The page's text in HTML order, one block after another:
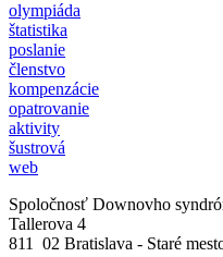
olympiáda
štatistika
poslanie
členstvo
kompenzácie
opatrovanie
aktivity
šustrová
web
Spoločnosť Downovho
Tallerova 4
811 02 Bratislava - Staré